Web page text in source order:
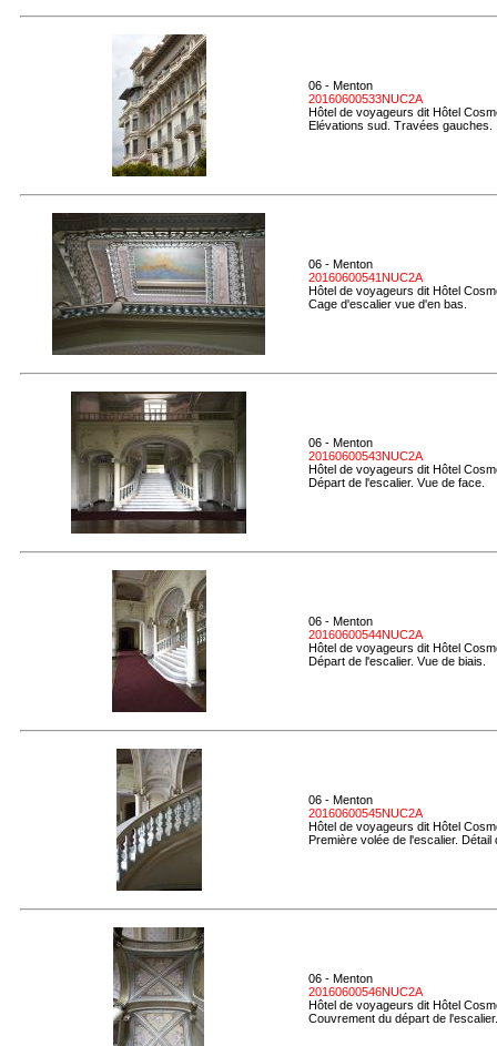
06 - Menton
20160600533NUC2A
Hôtel de voyageurs dit Hôtel
Elévations sud. Travées gauches.
06 - Menton
20160600541NUC2A
Hôtel de voyageurs dit Hôtel
Cage d'escalier vue d'en bas.
06 - Menton
20160600543NUC2A
Hôtel de voyageurs dit Hôtel
Départ de l'escalier. Vue de face.
06 - Menton
20160600544NUC2A
Hôtel de voyageurs dit Hôtel
Départ de l'escalier. Vue de biais.
06 - Menton
20160600545NUC2A
Hôtel de voyageurs dit Hôtel
Première volée de l'escalier. Détail
06 - Menton
20160600546NUC2A
Hôtel de voyageurs dit Hôtel
Couvrement du départ de l'escalier.